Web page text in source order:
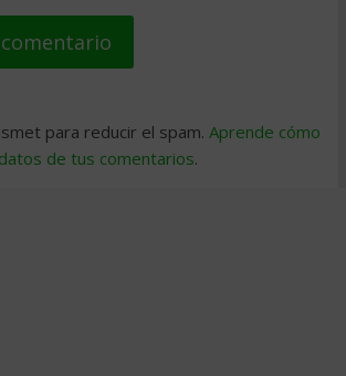
para reducir el spam. Aprende cómo
de tus comentarios.